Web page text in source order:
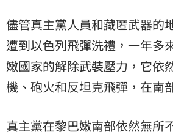
儘管真主黨人員和藏匿武器的
遭到以色列飛彈洗禮，一年多
嫩國家的解除武裝壓力，它依
機、砲火和反坦克飛彈，在南
真主黨在黎巴嫩南部依然無所